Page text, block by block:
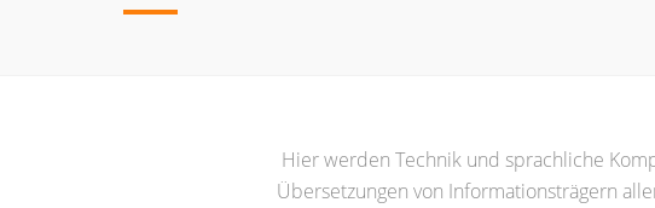
Hier werden Technik und sprachliche
Übersetzungen von Informationsträgern